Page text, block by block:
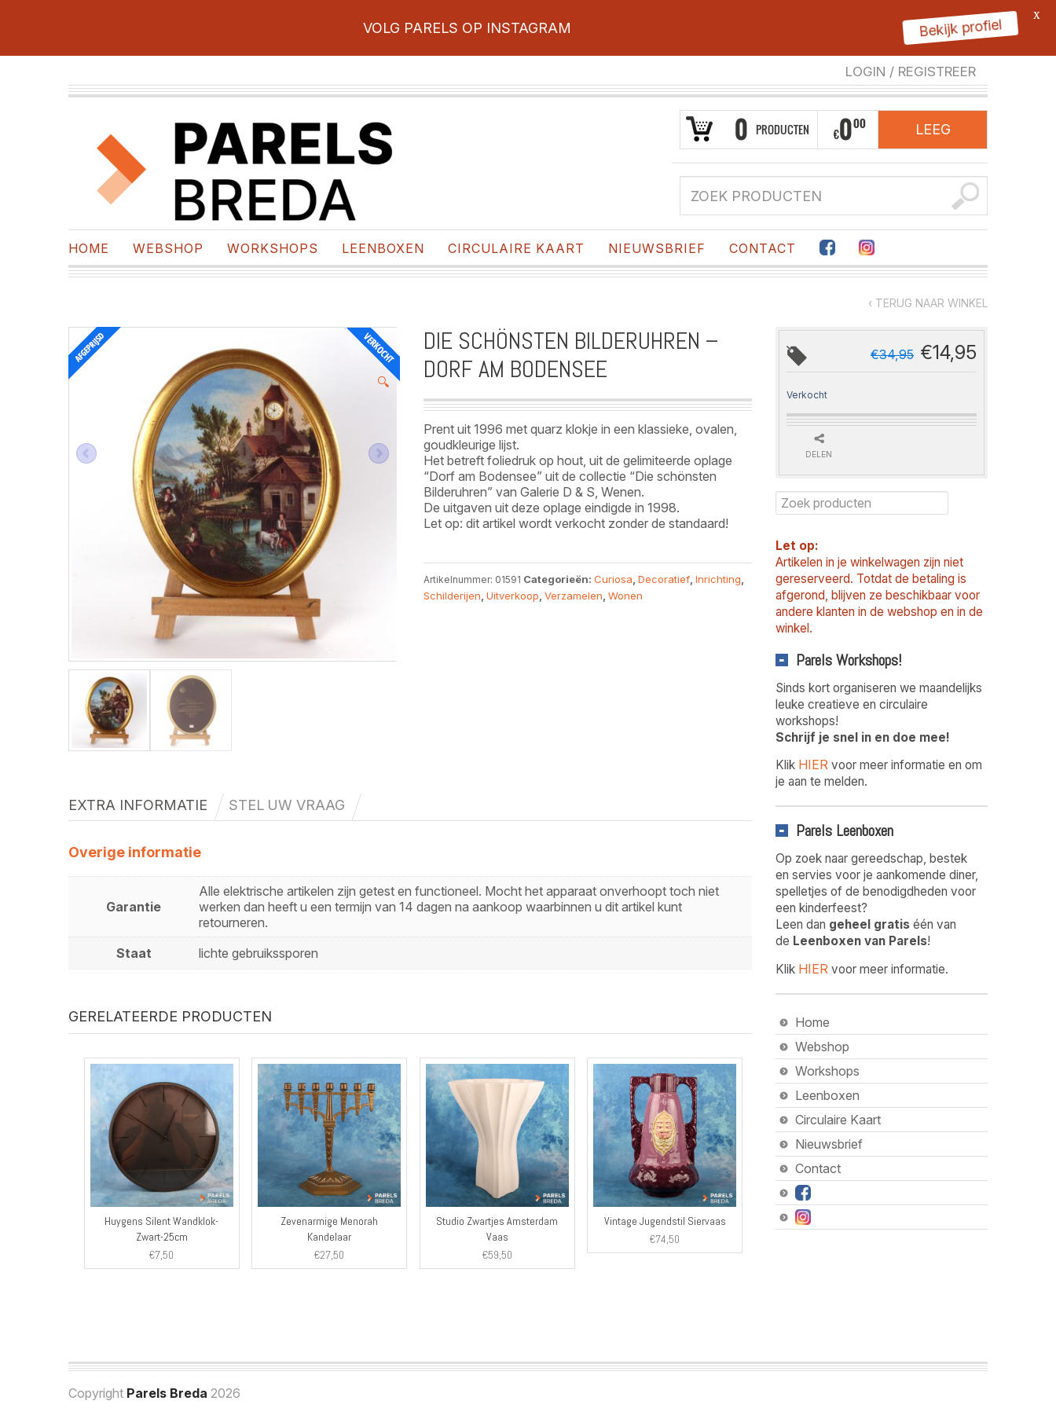
LOGIN / REGISTREER
0 PRODUCTEN €000 LEEG
HOME WEBSHOP WORKSHOPS LEENBOXEN CIRCULAIRE KAART NIEUWSBRIEF CONTACT
‹ TERUG NAAR WINKEL
🔍
DIE SCHÖNSTEN BILDERUHREN –
DORF AM BODENSEE
Prent uit 1996 met quarz klokje in een klassieke, ovalen,
goudkleurige lijst.
Het betreft foliedruk op hout, uit de gelimiteerde oplage
“Dorf am Bodensee” uit de collectie “Die schönsten
Bilderuhren” van Galerie D & S, Wenen.
De uitgaven uit deze oplage eindigde in 1998.
Let op: dit artikel wordt verkocht zonder de standaard!
Artikelnummer: 01591 Categorieën:Curiosa ,Decoratief ,Inrichting
Schilderijen ,Uitverkoop ,Verzamelen ,Wonen
EXTRA INFORMATIE STEL UW VRAAG
Overige informatie
Garantie
Alle elektrische artikelen zijn getest en functioneel. Mocht het apparaat onverhoopt toch niet
werken dan heeft u een termijn van 14 dagen na aankoop waarbinnen u dit artikel kunt
retourneren.
Staat
lichte gebruikssporen
GERELATEERDE PRODUCTEN
Huygens Silent Wandklok-
Zwart-25cm
€7,50
Zevenarmige Menorah
Kandelaar
€27,50
Studio Zwartjes Amsterdam
Vaas
€59,50
Vintage Jugendstil Siervaas
€74,50
€34,95 €14,95
Verkocht
DELEN
Let op:
Artikelen in je winkelwagen zijn niet
gereserveerd. Totdat de betaling is
afgerond, blijven ze beschikbaar voor
andere klanten in de webshop en in de
winkel.
Parels Workshops!
Sinds kort organiseren we maandelijks
leuke creatieve en circulaire
workshops!
Schrijf je snel in en doe mee!
Klik HIER voor meer informatie en om
je aan te melden.
Parels Leenboxen
Op zoek naar gereedschap, bestek
en servies voor je aankomende diner,
spelletjes of de benodigdheden voor
een kinderfeest?
Leen dan geheel gratis één van
de Leenboxen van Parels!
Klik HIER voor meer informatie.
Home
Webshop
Workshops
Leenboxen
Circulaire Kaart
Nieuwsbrief
Contact
Copyright Parels Breda 2026
VOLG PARELS OP INSTAGRAM Bekijk profiel
X